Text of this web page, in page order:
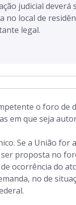
judicial deverá
no local de
legal.
o foro de
em que seja
Se a União for
proposta no
ocorrência do
no de